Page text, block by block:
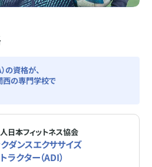
の資格が、
西の専門学校で
日本フィットネス協会
ダンスエクササイズ
ラクター（ADI）